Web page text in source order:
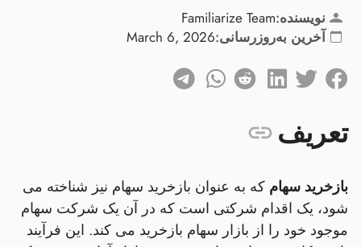
نویسنده:Familiarize Team
آخرین به‌روزرسانی:March 6, 2026
تعریف
بازخرید سهام که به عنوان بازخرید سهام نیز شناخته می
شود، یک اقدام شرکتی است که در آن یک شرکت سهام
موجود خود را از بازار سهام بازخرید می کند. این فرآیند